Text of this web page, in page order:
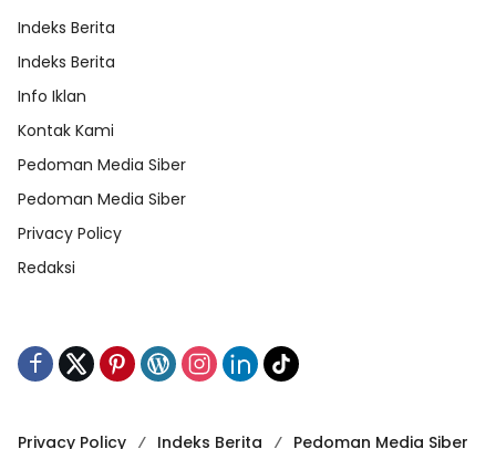
Indeks Berita
Indeks Berita
Info Iklan
Kontak Kami
Pedoman Media Siber
Pedoman Media Siber
Privacy Policy
Redaksi
Privacy Policy Indeks Berita Pedoman Media Siber